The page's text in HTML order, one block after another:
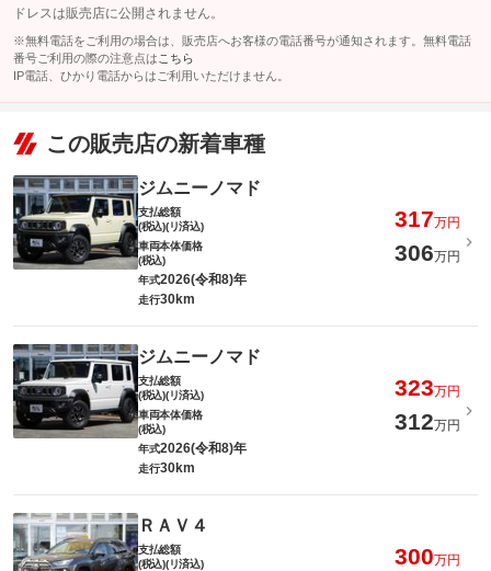
ドレスは販売店に公開されません。
※無料電話をご利用の場合は、販売店へお客様の電話番号が通知されます。無料電話
番号ご利用の際の注意点は こちら
IP電話、ひかり電話からはご利用いただけません。
この販売店の新着車種
ジムニーノマド
支払総額
(税込)(リ済込)
317万円
車両本体価格
(税込)
306万円
年式2026(令和8)年
走行30km
ジムニーノマド
支払総額
(税込)(リ済込)
323万円
車両本体価格
(税込)
312万円
年式2026(令和8)年
走行30km
ＲＡＶ４
支払総額
(税込)(リ済込)
300万円